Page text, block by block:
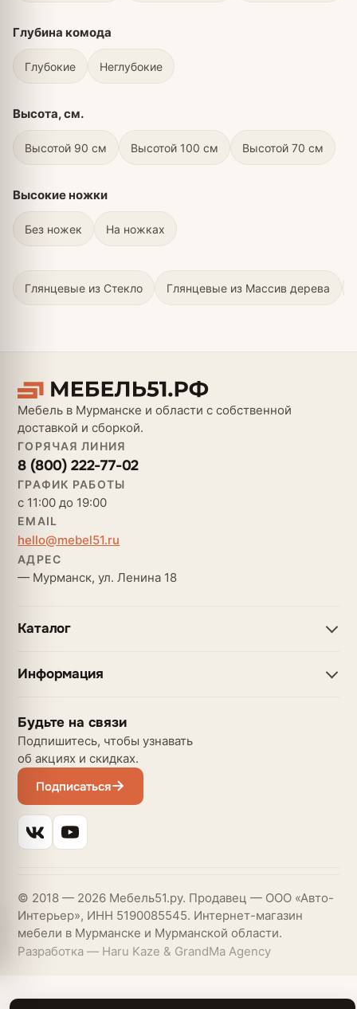
Глубина комода
Глубокие Неглубокие
Высота, см.
Высотой 90 см Высотой 100 см Высотой 70 см
Высокие ножки
Без ножек На ножках
Глянцевые из Стекло Глянцевые из Массив дерева
Мебель в Мурманске и области с собственной
доставкой и сборкой.
ГОРЯЧАЯ ЛИНИЯ
8 (800) 222-77-02
ГРАФИК РАБОТЫ
с 11:00 до 19:00
EMAIL
hello@mebel51.ru
АДРЕС
— Мурманск, ул. Ленина 18
Каталог
Информация
Будьте на связи
Подпишитесь, чтобы узнавать
об акциях и скидках.
Подписаться
© 2018 — 2026 Мебель51.ру. Продавец — ООО «Авто-
Интерьер», ИНН 5190085545. Интернет-магазин
мебели в Мурманске и Мурманской области.
Разработка — Haru Kaze & GrandMa Agency